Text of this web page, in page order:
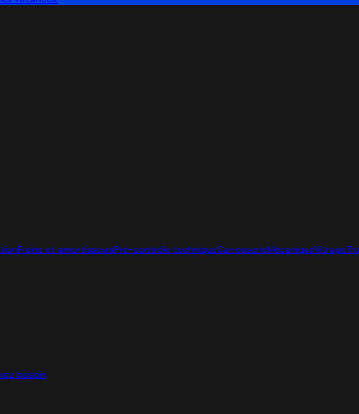
Freins et amortisseursPré-contrôle techniqueCarrosserieMécaniqueVitrage
besoin